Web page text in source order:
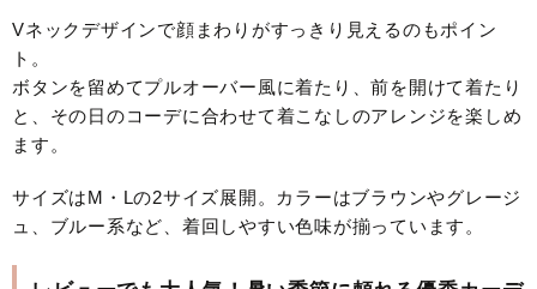
Vネックデザインで顔まわりがすっきり見えるのもポイン
ト。
ボタンを留めてプルオーバー風に着たり、前を開けて着たり
と、その日のコーデに合わせて着こなしのアレンジを楽しめ
ます。
サイズはM・Lの2サイズ展開。カラーはブラウンやグレージ
ュ、ブルー系など、着回しやすい色味が揃っています。